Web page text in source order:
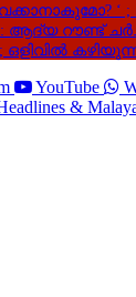
ആദ്യ റൗണ്ട്
ഒളിവില്‍
YouTube